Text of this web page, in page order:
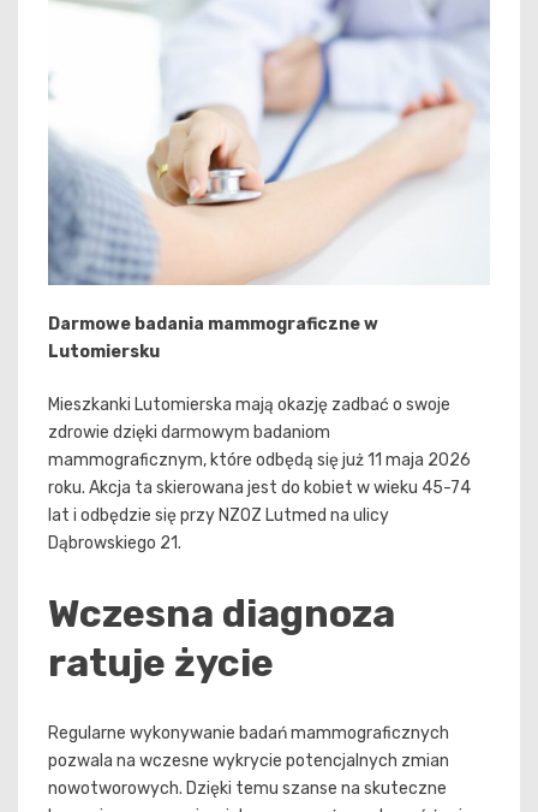
Darmowe badania mammograficzne w
Lutomiersku
Mieszkanki Lutomierska mają okazję zadbać o swoje
zdrowie dzięki darmowym badaniom
mammograficznym, które odbędą się już 11 maja 2026
roku. Akcja ta skierowana jest do kobiet w wieku 45-74
lat i odbędzie się przy NZOZ Lutmed na ulicy
Dąbrowskiego 21.
Wczesna diagnoza
ratuje życie
Regularne wykonywanie badań mammograficznych
pozwala na wczesne wykrycie potencjalnych zmian
nowotworowych. Dzięki temu szanse na skuteczne